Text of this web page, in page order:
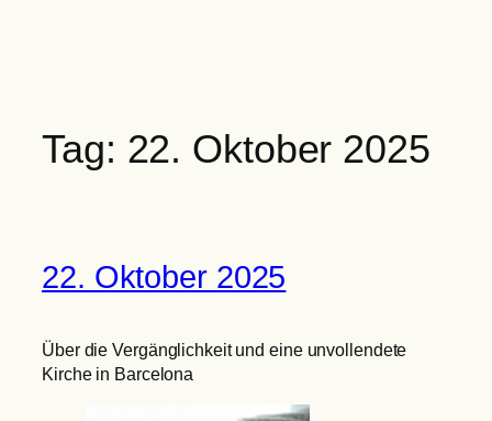
Tag: 22. Oktober 2025
22. Oktober 2025
Über die Vergänglichkeit und eine unvollendete
Kirche in Barcelona